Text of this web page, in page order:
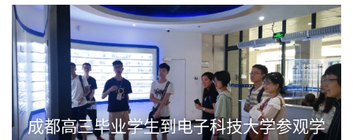
成都高三毕业学生到电子科技大学参观学